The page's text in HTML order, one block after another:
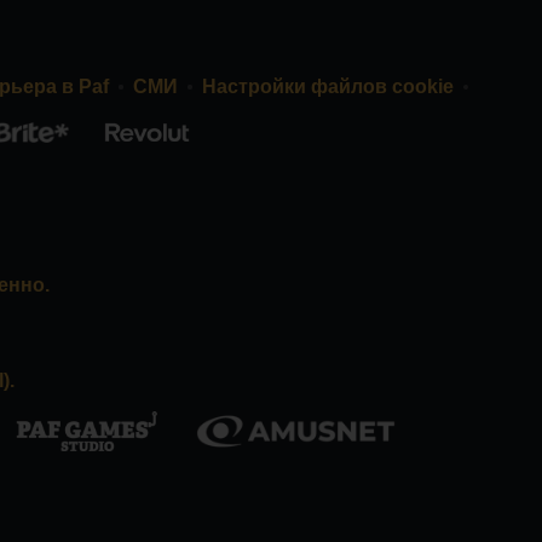
в Paf СМИ Настройки файлов cookie